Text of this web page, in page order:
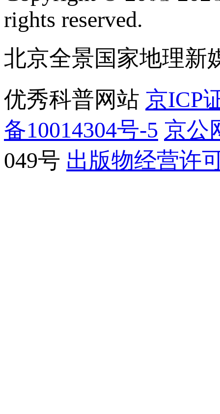
rights reserved.
北京全景国家地理新
优秀科普网站 京ICP
备10014304号-5 京公
049号 出版物经营许